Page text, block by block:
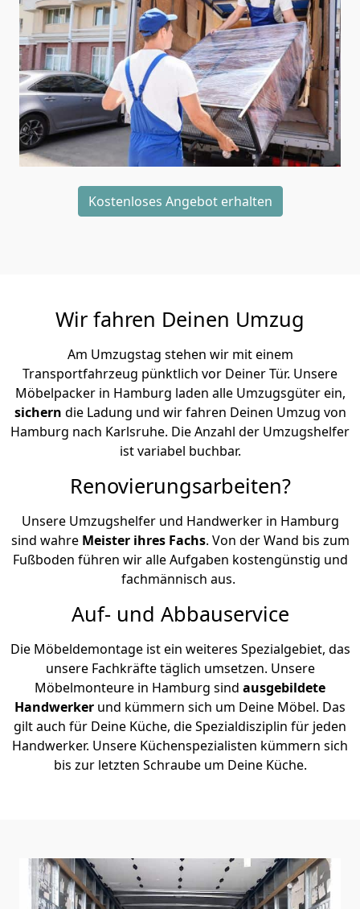
Kostenloses Angebot erhalten
Wir fahren Deinen Umzug
Am Umzugstag stehen wir mit einem
Transportfahrzeug pünktlich vor Deiner Tür. Unsere
Möbelpacker in Hamburg laden alle Umzugsgüter ein,
sichern die Ladung und wir fahren Deinen Umzug von
Hamburg nach Karlsruhe. Die Anzahl der Umzugshelfer
ist variabel buchbar.
Renovierungsarbeiten?
Unsere Umzugshelfer und Handwerker in Hamburg
sind wahre Meister ihres Fachs. Von der Wand bis zum
Fußboden führen wir alle Aufgaben kostengünstig und
fachmännisch aus.
Auf- und Abbauservice
Die Möbeldemontage ist ein weiteres Spezialgebiet, das
unsere Fachkräfte täglich umsetzen. Unsere
Möbelmonteure in Hamburg sind ausgebildete
Handwerker und kümmern sich um Deine Möbel. Das
gilt auch für Deine Küche, die Spezialdisziplin für jeden
Handwerker. Unsere Küchenspezialisten kümmern sich
bis zur letzten Schraube um Deine Küche.